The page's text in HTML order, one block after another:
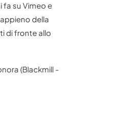
fa su Vimeo e
della
di fronte allo
(Blackmill -